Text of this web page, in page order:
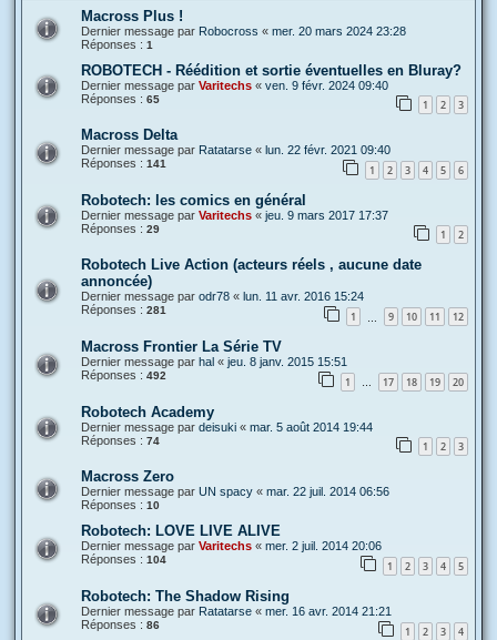
Macross Plus !
Dernier message par Robocross « mer. 20 mars 2024 23:28
Réponses : 1
ROBOTECH - Réédition et sortie éventuelles en Bluray?
Dernier message par Varitechs « ven. 9 févr. 2024 09:40
Réponses : 65 1 2 3
Macross Delta
Dernier message par Ratatarse « lun. 22 févr. 2021 09:40
Réponses : 141 1 2 3 4 5 6
Robotech: les comics en général
Dernier message par Varitechs « jeu. 9 mars 2017 17:37
Réponses : 29 1 2
Robotech Live Action (acteurs réels , aucune date
annoncée)
Dernier message par odr78 « lun. 11 avr. 2016 15:24
Réponses : 281 1 9 10 11 12
Macross Frontier La Série TV
Dernier message par hal « jeu. 8 janv. 2015 15:51
Réponses : 492 1 … 17 18 19 20
Robotech Academy
Dernier message par deisuki « mar. 5 août 2014 19:44
Réponses : 74 1 2 3
Macross Zero
Dernier message par UN spacy « mar. 22 juil. 2014 06:56
Réponses : 10
Robotech: LOVE LIVE ALIVE
Dernier message par Varitechs « mer. 2 juil. 2014 20:06
Réponses : 104 1 2 3 4 5
Robotech: The Shadow Rising
Dernier message par Ratatarse « mer. 16 avr. 2014 21:21
Réponses : 86 1 2 3 4